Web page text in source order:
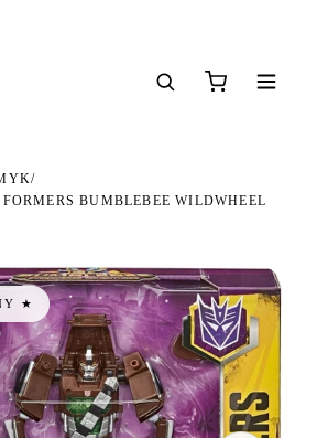
/
BUMBLEBEE WILDWHEEL
★